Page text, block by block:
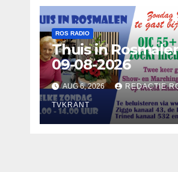
ROS RADIO
Thuis in
09-08-2026
AUG 6, 2026 REDACTIE
TVKRANT